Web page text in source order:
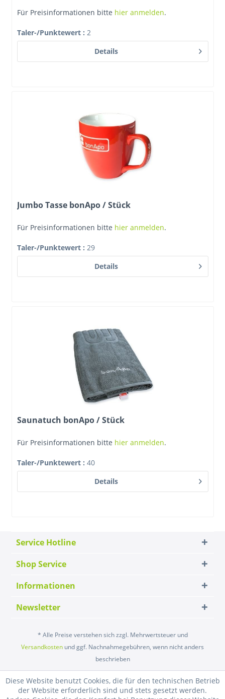
Für Preisinformationen bitte hier anmelden.
Taler-/Punktewert: 2
Details
Jumbo Tasse bonApo / Stück
Für Preisinformationen bitte hier anmelden.
Taler-/Punktewert: 29
Details
Saunatuch bonApo / Stück
Für Preisinformationen bitte hier anmelden.
Taler-/Punktewert: 40
Details
Service Hotline
Shop Service
Informationen
Newsletter
* Alle Preise verstehen sich zzgl. Mehrwertsteuer und
Versandkosten und ggf. Nachnahmegebühren, wenn nicht anders
beschrieben
Diese Website benutzt Cookies, die für den technischen Betrieb
der Website erforderlich sind und stets gesetzt werden.